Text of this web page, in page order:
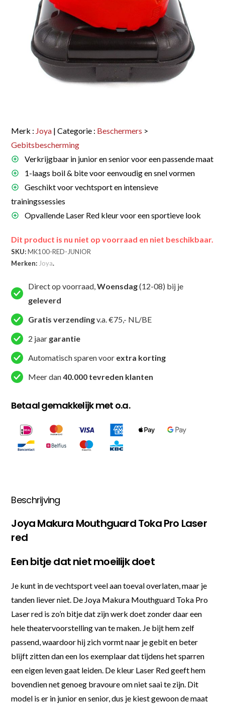
Merk : Joya | Categorie : Beschermers >
Gebitsbescherming
Verkrijgbaar in junior en senior voor een passende maat
1-laags boil & bite voor eenvoudig en snel vormen
Geschikt voor vechtsport en intensieve
trainingssessies
Opvallende Laser Red kleur voor een sportieve look
Dit product is nu niet op voorraad en niet beschikbaar.
SKU:MK100-RED-JUNIOR
Merken: Joya.
Direct op voorraad,Woensdag(12-08) bij je
geleverd
Gratis verzendingv.a. €75,- NL/BE
2 jaar garantie
Automatisch sparen voor extra korting
Meer dan40.000 tevreden klanten
Betaal gemakkelijk met o.a.
Beschrijving
Joya Makura Mouthguard Toka Pro Laser
red
Een bitje dat niet moeilijk doet
Je kunt in de vechtsport veel aan toeval overlaten, maar je
tanden liever niet. De Joya Makura Mouthguard Toka Pro
Laser red is zo’n bitje dat zijn werk doet zonder daar een
hele theatervoorstelling van te maken. Je bijt hem zelf
passend, waardoor hij zich vormt naar je gebit en beter
blijft zitten dan een los exemplaar dat tijdens het sparren
een eigen leven gaat leiden. De kleur Laser Red geeft hem
bovendien net genoeg bravoure om niet saai te zijn. Dit
model is er in junior en senior, dus je kiest gewoon de maat